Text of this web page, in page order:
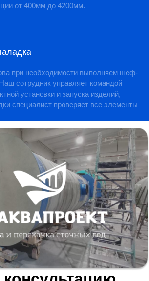
от 400мм до 4200мм.
при необходимости выполняем шеф-
сотрудник управляет командой
установки и запуска изделий,
специалист проверяет все элементы